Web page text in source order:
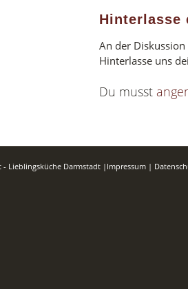
Hinterlasse
An der Diskussion
Hinterlasse uns
Du musst
Lieblingsküche Darmstadt | Impressum |